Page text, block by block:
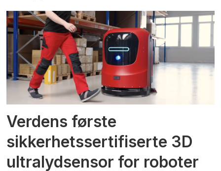
Verdens første
sikkerhetssertifiserte 3D
ultralydsensor for roboter